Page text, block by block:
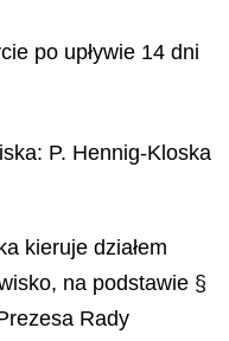
po upływie 14 dni
: P. Hennig-Kloska
kieruje działem
na podstawie §
Rady